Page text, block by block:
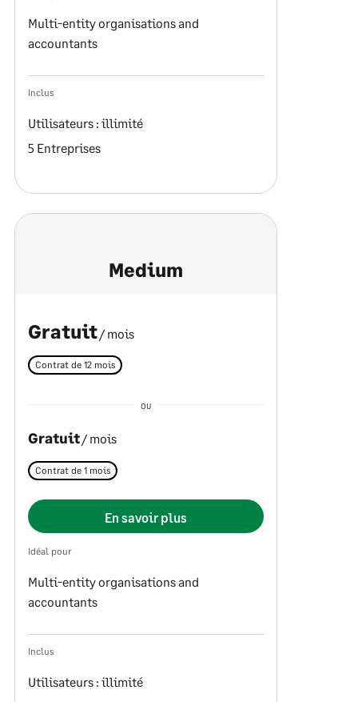
Multi-entity organisations and
accountants
Inclus
Utilisateurs : illimité
5 Entreprises
Medium
Gratuit/ mois
Contrat de 12 mois
OU
Gratuit/ mois
Contrat de 1 mois
En savoir plus
Idéal pour
Multi-entity organisations and
accountants
Inclus
Utilisateurs : illimité